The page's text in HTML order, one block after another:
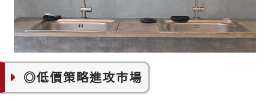
◎低價策略進攻市場